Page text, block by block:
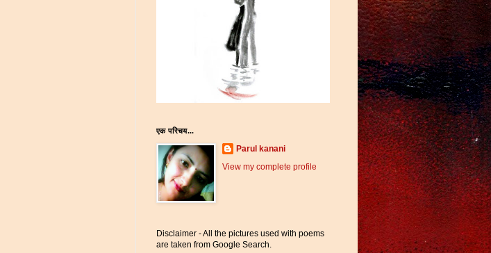
एक परिचय...
Parul kanani
View my complete profile
Disclaimer - All the pictures used with poems
are taken from Google Search.